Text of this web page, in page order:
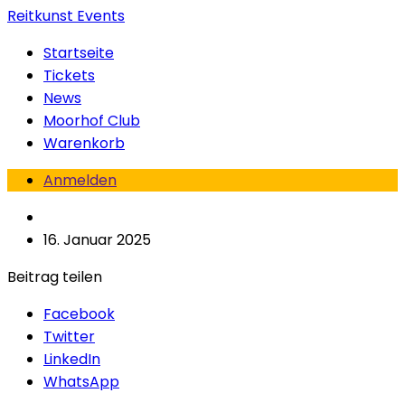
Reitkunst Events
Startseite
Tickets
News
Moorhof Club
Warenkorb
Anmelden
16. Januar 2025
Beitrag teilen
Facebook
Twitter
LinkedIn
WhatsApp